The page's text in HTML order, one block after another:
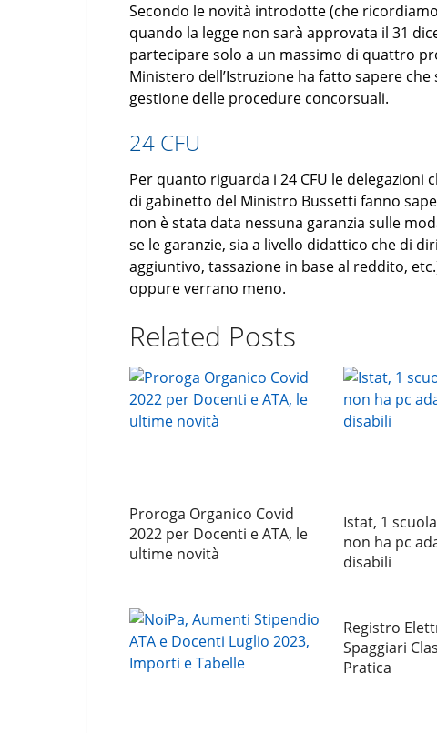
Secondo le novità introdotte (che
quando la legge non sarà approvata il 31
partecipare solo a un massimo di quattro
Ministero dell’Istruzione ha fatto sapere
gestione delle procedure concorsuali.
24 CFU
Per quanto riguarda i 24 CFU le
di gabinetto del Ministro Bussetti fanno
non è stata data nessuna garanzia sulle
se le garanzie, sia a livello didattico che di
aggiuntivo, tassazione in base al reddito,
oppure verrano meno.
Related Posts
Proroga Organico Covid
2022 per Docenti e ATA, le
ultime novità
Istat, 1
non ha pc
disabili
Registro
Spaggiari
Pratica